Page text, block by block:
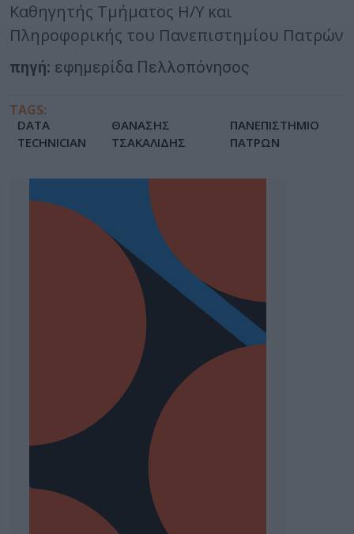
Καθηγητής Τμήματος Η/Υ και
Πληροφορικής του Πανεπιστημίου Πατρών
πηγή: εφημερίδα Πελλοπόνησος
TAGS:
DATA
TECHNICIAN
ΘΑΝΑΣΗΣ
ΤΣΑΚΑΛΙΔΗΣ
ΠΑΝΕΠΙΣΤΗΜΙΟ
ΠΑΤΡΩΝ